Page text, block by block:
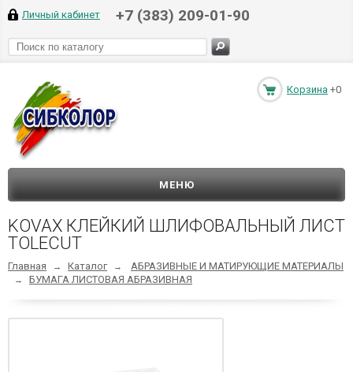
Личный кабинет +7 (383) 209-01-90
Корзина +0
МЕНЮ
KOVAX КЛЕЙКИЙ ШЛИФОВАЛЬНЫЙ ЛИСТ
TOLECUT
Главная → Каталог → АБРАЗИВНЫЕ И МАТИРУЮЩИЕ МАТЕРИАЛЫ
→ БУМАГА ЛИСТОВАЯ АБРАЗИВНАЯ